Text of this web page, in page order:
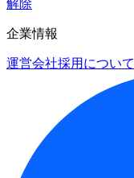
解除
企業情報
運営会社採用について